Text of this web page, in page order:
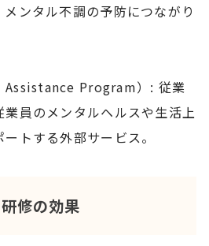
ンタル不調の予防につながり
Program）: 従業
員のメンタルヘルスや生活上
トする外部サービス。
修の効果